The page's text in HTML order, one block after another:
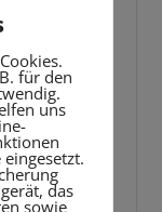
für den
uns
das
sowie